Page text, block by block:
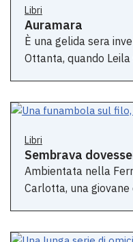
Libri
Auramara
È una gelida sera
Ottanta, quando
Libri
Sembrava
Ambientata nella
Carlotta, una